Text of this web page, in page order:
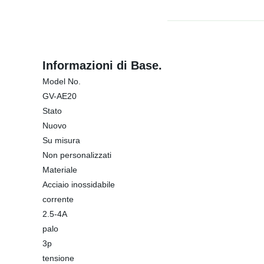
Informazioni di Base.
Model No.
GV-AE20
Stato
Nuovo
Su misura
Non personalizzati
Materiale
Acciaio inossidabile
corrente
2.5-4A
palo
3p
tensione